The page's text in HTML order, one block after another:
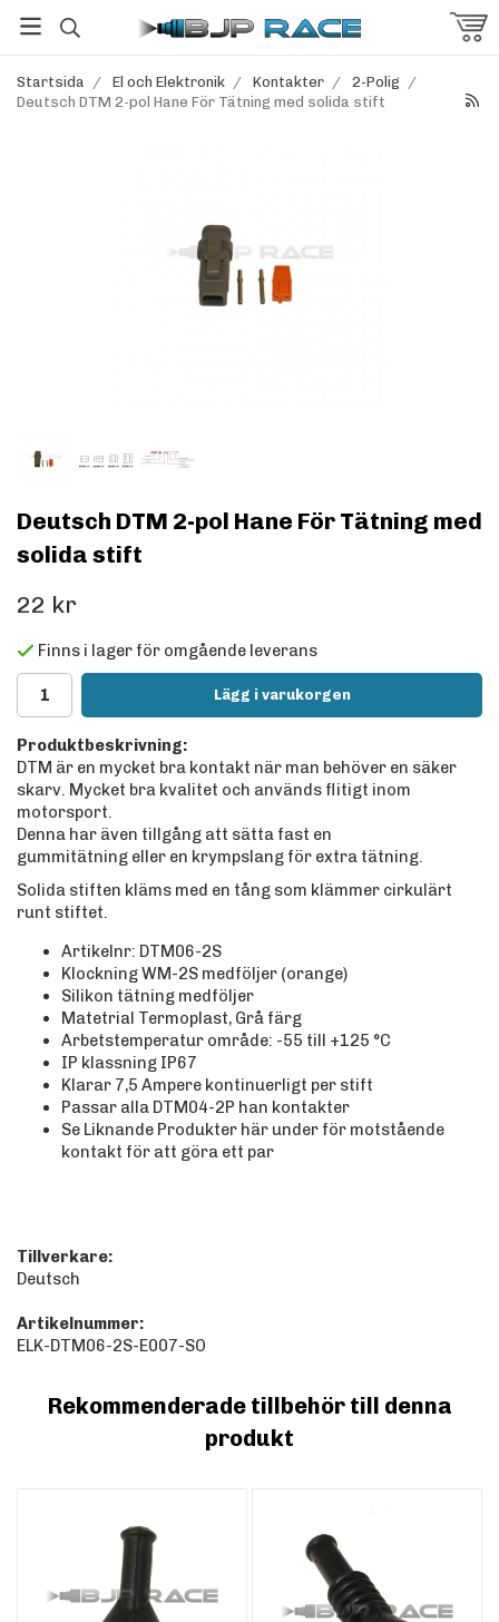
Startsida / El och Elektronik / Kontakter / 2-Polig /
Deutsch DTM 2-pol Hane För Tätning med solida stift
Deutsch DTM 2-pol Hane För Tätning med
solida stift
22 kr
Finns i lager för omgående leverans
Lägg i varukorgen
Produktbeskrivning:
DTM är en mycket bra kontakt när man behöver en säker
skarv. Mycket bra kvalitet och används flitigt inom
motorsport.
Denna har även tillgång att sätta fast en
gummitätning eller en krympslang för extra tätning.
Solida stiften kläms med en tång som klämmer cirkulärt
runt stiftet.
Artikelnr: DTM06-2S
Klockning WM-2S medföljer (orange)
Silikon tätning medföljer
Matetrial Termoplast, Grå färg
Arbetstemperatur område: -55 till +125 °C
IP klassning IP67
Klarar 7,5 Ampere kontinuerligt per stift
Passar alla DTM04-2P han kontakter
Se Liknande Produkter här under för motstående
kontakt för att göra ett par
Tillverkare:
Deutsch
Artikelnummer:
ELK-DTM06-2S-E007-SO
Rekommenderade tillbehör till denna
produkt